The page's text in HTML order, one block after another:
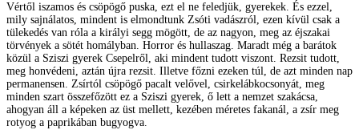
Vértől iszamos és csöpögő puska, ezt el ne feledjük, gyerekek. És ezzel,
mily sajnálatos, mindent is elmondtunk Zsóti vadászról, ezen kívül csak a
tülekedés van róla a királyi segg mögött, de az nagyon, meg az éjszakai
törvények a sötét homályban. Horror és hullaszag. Maradt még a barátok
közül a Sziszi gyerek Csepelről, aki mindent tudott viszont. Rezsit tudott,
meg honvédeni, aztán újra rezsit. Illetve főzni ezeken túl, de azt minden nap
permanensen. Zsírtól csöpögő pacalt velővel, csirkelábkocsonyát, meg
minden szart összefőzött ez a Sziszi gyerek, ő lett a nemzet szakácsa,
ahogyan áll a képeken az üst mellett, kezében méretes fakanál, a zsír meg
rotyog a paprikában bugyogva.